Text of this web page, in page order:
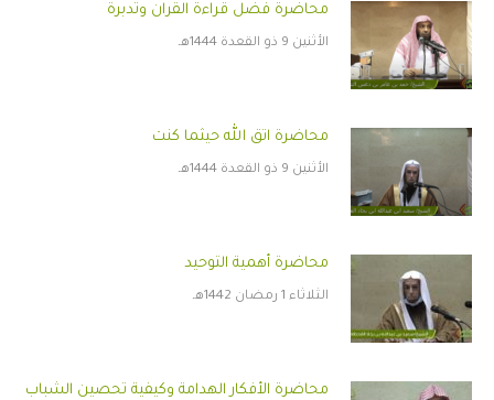
محاضرة فضل قراءة القران وتدبرة
الأثنين 9 ذو القعدة 1444هـ
محاضرة اتق الله حيثما كنت
الأثنين 9 ذو القعدة 1444هـ
محاضرة أهمية التوحيد
الثلاثاء 1 رمضان 1442هـ
محاضرة الأفكار الهدامة وكيفية تحصين الشباب